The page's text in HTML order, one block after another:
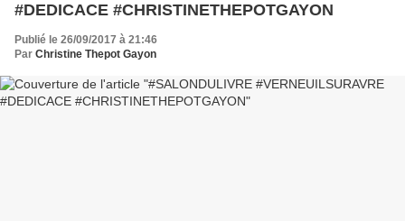
#DEDICACE #CHRISTINETHEPOTGAYON
Publié le 26/09/2017 à 21:46
Par Christine Thepot Gayon